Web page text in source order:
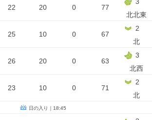
22 20 0 77
北北東
25 10 0 67
2
北
26 20 0 63
3
北西
23 10 0 71
2
北
日の入り｜18:45